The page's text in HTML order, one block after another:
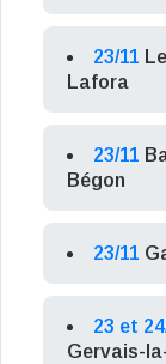
23/11
Lafora
23/11
Bégon
23/11
23 et
Gervais-